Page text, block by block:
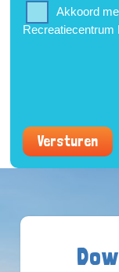
Akkoord
Recreatiecentrum
Versturen